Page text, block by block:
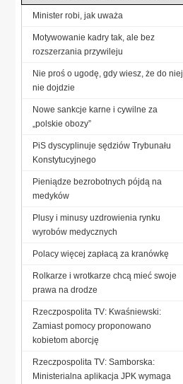
Minister robi, jak uważa
Motywowanie kadry tak, ale bez
rozszerzania przywileju
Nie proś o ugodę, gdy wiesz, że do niej
nie dojdzie
Nowe sankcje karne i cywilne za
„polskie obozy”
PiS dyscyplinuje sędziów Trybunału
Konstytucyjnego
Pieniądze bezrobotnych pójdą na
medyków
Plusy i minusy uzdrowienia rynku
wyrobów medycznych
Polacy więcej zapłacą za kranówkę
Rolkarze i wrotkarze chcą mieć swoje
prawa na drodze
Rzeczpospolita TV: Kwaśniewski:
Zamiast pomocy proponowano
kobietom aborcję
Rzeczpospolita TV: Samborska:
Ministerialna aplikacja JPK wymaga